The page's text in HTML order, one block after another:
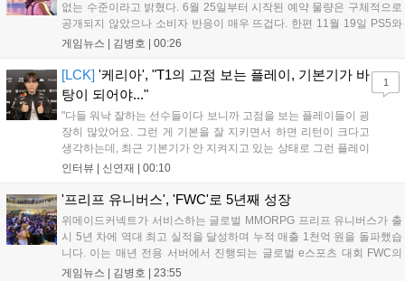
없는 수준이라고 밝혔다. 6월 25일부터 시작된 예약 물량은 구체적으로
공개되지 않았으나 소비자 반응이 매우 뜨겁다. 한편 11월 19일 PS5와
Xbox 시리즈 X|S로 정식 출시될 예정이며, 록스타 게임즈는 한국 시각
Extended Look'을 최초 공개할 계획이다....
게임뉴스 | 김병호 00:26
[LCK] '케리아', "T1의 고점 보는 플레이, 기본기가 바
탕이 되어야..."
"다들 워낙 잘하는 선수들이다 보니까 고점을 보는 플레이들이 굉
장히 많았어요. 그런 게 기본을 잘 지키면서 하면 리턴이 크다고
생각하는데, 최근 기본기가 안 지켜지고 있는 상태로 그런 플레이
를 추구하다 보니까 팀적으로 안 좋은 사고가 계속 많이 났던 것
LoL 챔피언스 코리아(LCK)'...
인터뷰 | 신연재 00:10
1
'프리프 유니버스', 'FWC'로 5년째 성장
위메이드커넥트가 서비스하는 글로벌 MMORPG 프리프 유니버스가 출
시 5년 차에 역대 최고 실적을 달성하며 누적 매출 1천억 원을 돌파했습
니다. 이는 매년 전용 서버에서 진행되는 글로벌 e스포츠 대회 FWC의
영향이 큽니다. FWC는 이용자가 동일한 조건에서 시즌을 함께 즐기는
게임뉴스 | 김병호 23:55